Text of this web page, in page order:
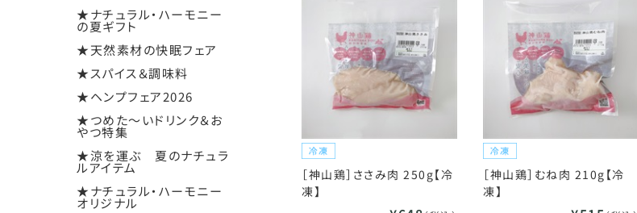
★ナチュラル・ハーモニー
の夏ギフト
★天然素材の快眠フェア
★スパイス＆調味料
★ヘンプフェア2026
★つめた～いドリンク＆お
やつ特集
★涼を運ぶ 夏のナチュラ
ルアイテム
★ナチュラル・ハーモニー
オリジナル
［神山鶏］ささみ肉 250g【冷
凍】
［神山鶏］むね肉 210g【冷
凍】